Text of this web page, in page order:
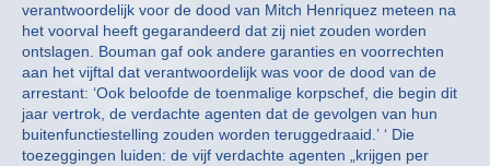
verantwoordelijk voor de dood van Mitch Henriquez meteen na
het voorval heeft gegarandeerd dat zij niet zouden worden
ontslagen. Bouman gaf ook andere garanties en voorrechten
aan het vijftal dat verantwoordelijk was voor de dood van de
arrestant: ‘Ook beloofde de toenmalige korpschef, die begin dit
jaar vertrok, de verdachte agenten dat de gevolgen van hun
buitenfunctiestelling zouden worden teruggedraaid.’ ‘ Die
toezeggingen luiden: de vijf verdachte agenten „krijgen per